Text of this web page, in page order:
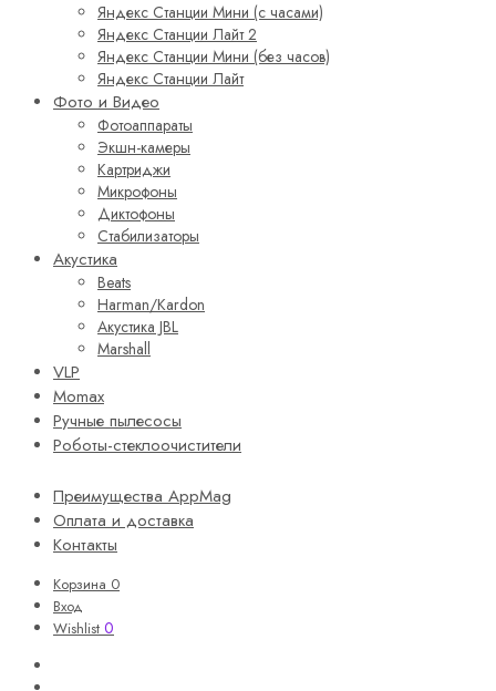
Яндекс Станции Мини (с часами)
Яндекс Станции Лайт 2
Яндекс Станции Мини (без часов)
Яндекс Станции Лайт
Фото и Видео
Фотоаппараты
Экшн-камеры
Картриджи
Микрофоны
Диктофоны
Стабилизаторы
Акустика
Beats
Harman/Kardon
Акустика JBL
Marshall
VLP
Momax
Ручные пылесосы
Роботы-стеклоочистители
Преимущества AppMag
Оплата и доставка
Контакты
Корзина 0
Вход
Wishlist 0